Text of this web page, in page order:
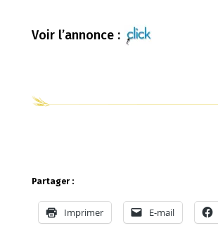
Voir l’annonce :
Partager :
Imprimer E-mail